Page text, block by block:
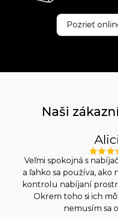
Pozrieť
Naši
Veľmi spokojná s
a ľahko sa používa, ako
kontrolu nabíjaní
Okrem toho si ich
nemusím sa